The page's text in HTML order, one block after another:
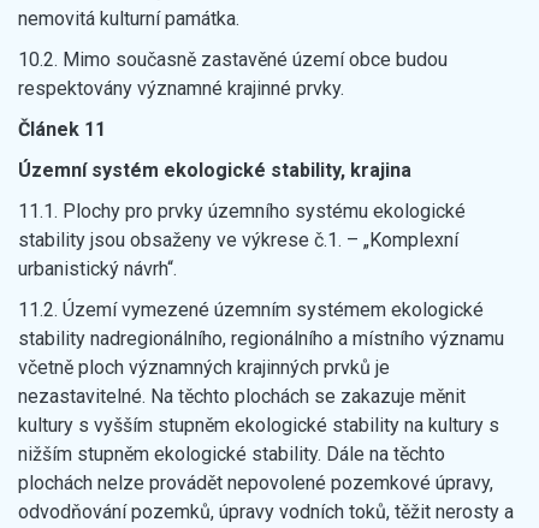
nemovitá kulturní památka.
10.2. Mimo současně zastavěné území obce budou
respektovány významné krajinné prvky.
Článek 11
Územní systém ekologické stability, krajina
11.1. Plochy pro prvky územního systému ekologické
stability jsou obsaženy ve výkrese č.1. – „Komplexní
urbanistický návrh“.
11.2. Území vymezené územním systémem ekologické
stability nadregionálního, regionálního a místního významu
včetně ploch významných krajinných prvků je
nezastavitelné. Na těchto plochách se zakazuje měnit
kultury s vyšším stupněm ekologické stability na kultury s
nižším stupněm ekologické stability. Dále na těchto
plochách nelze provádět nepovolené pozemkové úpravy,
odvodňování pozemků, úpravy vodních toků, těžit nerosty a